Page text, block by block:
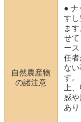
自然農産物
の諸注意
● ナ
すし
ま
せて
ー
任
な
す
上
感
あり